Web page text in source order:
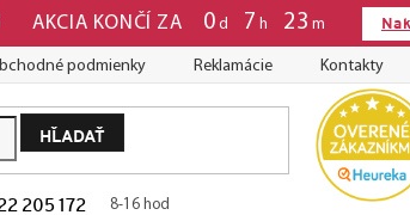
AKCIA KONČÍ ZA 0 d 7 h 23 m
podmienky Reklamácie Kontakty
HĽADAŤ
205 172 8-16 hod